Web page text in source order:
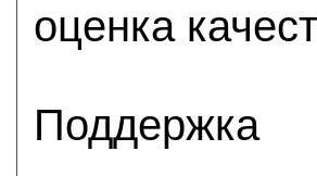
оценка
Поддержка